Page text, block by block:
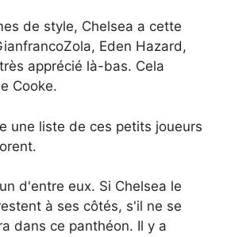
de style, Chelsea a cette
Eden Hazard,
apprécié là-bas. Cela
Cooke.
une liste de ces petits joueurs
d'entre eux. Si Chelsea le
à ses côtés, s'il ne se
dans ce panthéon. Il y a